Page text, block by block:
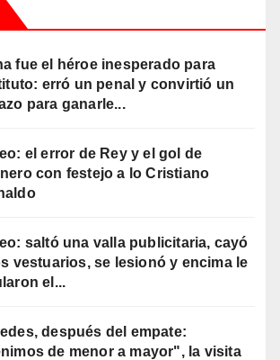
fue el héroe inesperado para
erró un penal y convirtió un
para ganarle...
el error de Rey y el gol de
con festejo a lo Cristiano
saltó una valla publicitaria, cayó
vestuarios, se lesionó y encima le
el...
después del empate:
de menor a mayor", la visita